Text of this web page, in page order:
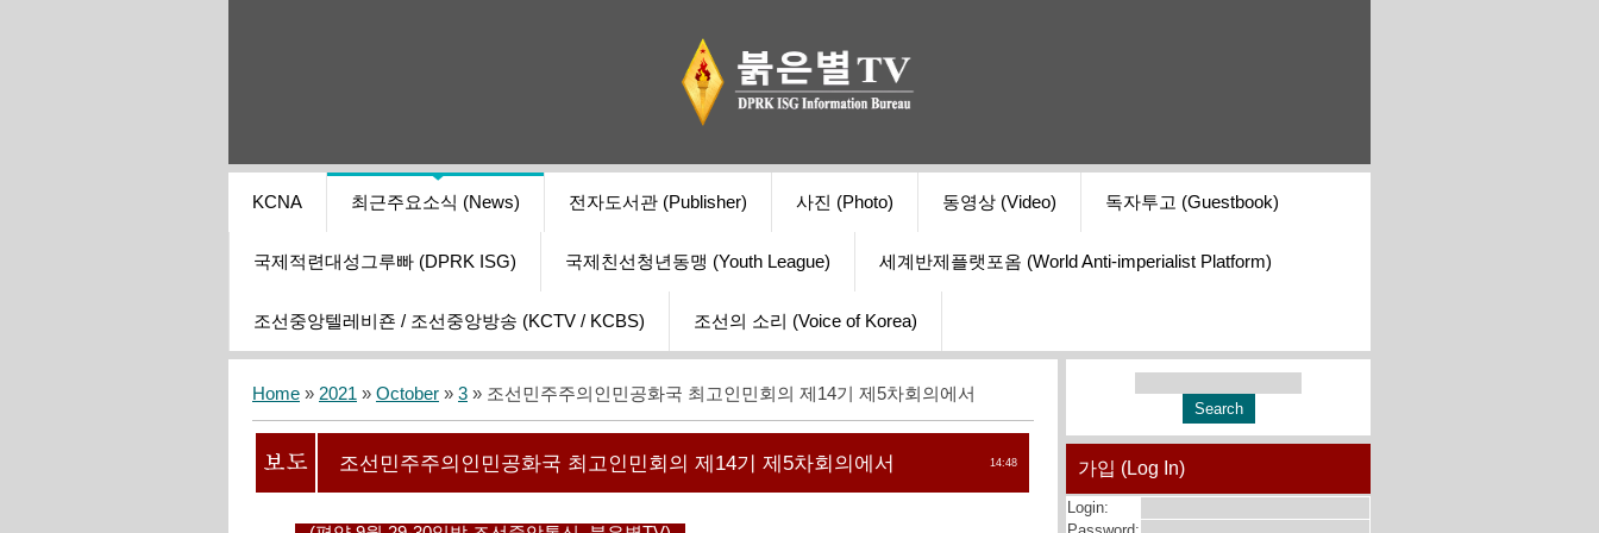
KCNA 최근주요소식 (News) 전자도서관 (Publisher) 사진 (Photo) 동영상 (Video) 독자투고 (Guestbook)
국제적련대성그루빠 (DPRK ISG) 국제친선청년동맹 (Youth League) 세계반제플랫포옴 (World Anti-imperialist Platform)
조선중앙텔레비죤 / 조선중앙방송 (KCTV / KCBS) 조선의 소리 (Voice of Korea)
Home » 2021 » October » 3 » 조선민주주의인민공화국 최고인민회의 제14기 제5차회의에서
14:48
조선민주주의인민공화국 최고인민회의 제14기 제5차회의에서 가입 (Log In)
Login: